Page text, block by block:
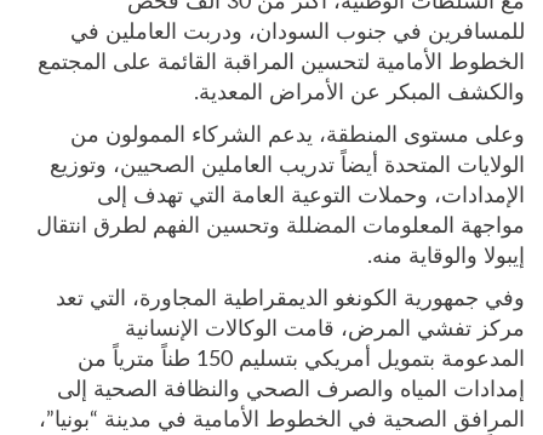
للمسافرين في جنوب السودان، ودربت العاملين في
الخطوط الأمامية لتحسين المراقبة القائمة على المجتمع
والكشف المبكر عن الأمراض المعدية.
وعلى مستوى المنطقة، يدعم الشركاء الممولون من
الولايات المتحدة أيضاً تدريب العاملين الصحيين، وتوزيع
الإمدادات، وحملات التوعية العامة التي تهدف إلى
مواجهة المعلومات المضللة وتحسين الفهم لطرق انتقال
إيبولا والوقاية منه.
وفي جمهورية الكونغو الديمقراطية المجاورة، التي تعد
مركز تفشي المرض، قامت الوكالات الإنسانية
المدعومة بتمويل أمريكي بتسليم 150 طناً مترياً من
إمدادات المياه والصرف الصحي والنظافة الصحية إلى
المرافق الصحية في الخطوط الأمامية في مدينة “بونيا”،